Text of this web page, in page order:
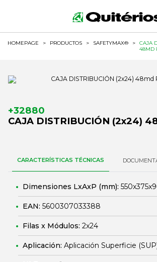
HOMEPAGE > PRODUCTOS > SAFETYMAX® >
CAJA
48MD
+32880
CAJA DISTRIBUCIÓN (2x24)
CARACTERÍSTICAS TÉCNICAS
Dimensiones LxAxP (mm):
EAN: 5600307033388
Filas x Módulos: 2x24
Aplicación: Aplicación Superficie